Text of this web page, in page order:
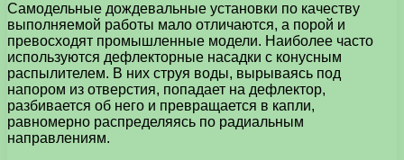
Самодельные дождевальные установки по качеству
выполняемой работы мало отличаются, а порой и
превосходят промышленные модели. Наиболее часто
используются дефлекторные насадки с конусным
распылителем. В них струя воды, вырываясь под
напором из отверстия, попадает на дефлектор,
разбивается об него и превращается в капли,
равномерно распределяясь по радиальным
направлениям.